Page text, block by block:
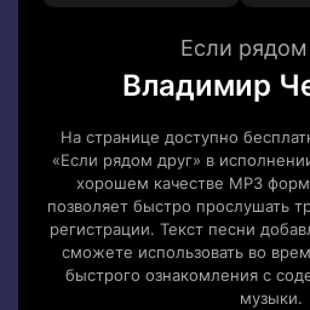
Если рядом
Владимир
На странице доступно
«Если рядом друг» в
хорошем качестве MP3
позволяет быстро прослушать
регистрации. Текст песни
сможете использовать во
быстрого ознакомления с
музыки.